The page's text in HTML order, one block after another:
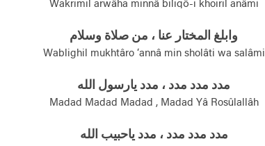
Wakrimil arwâha minnâ biliqô-i khoiril anâmi
وابلغ المختار عنا ، من صلاة وسلام
Wablighil mukhtâro ‘annâ min sholâti wa salâmi
مدد مدد مدد ، مدد يارسول الله
Madad Madad Madad , Madad Yâ Rosûlallâh
مدد مدد مدد ، مدد ياحبيب الله